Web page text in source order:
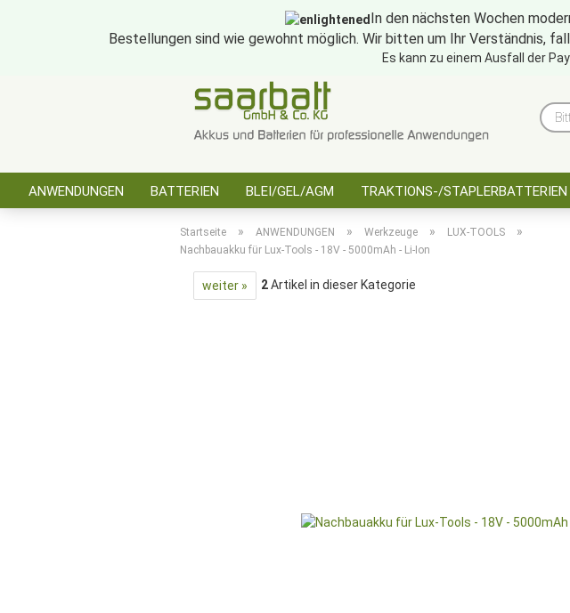
In den nächsten Wochen
Bestellungen sind wie gewohnt möglich. Wir bitten um Ihr Verständnis,
Es kann zu einem Ausfall der
ANWENDUNGEN BATTERIEN BLEI/GEL/AGM TRAKTIONS-/STAPLERBATTERIEN
Startseite » ANWENDUNGEN » Werkzeuge » LUX-TOOLS »
Nachbauakku für Lux-Tools - 18V - 5000mAh - Li-Ion
weiter » 2Artikel in dieser Kategorie